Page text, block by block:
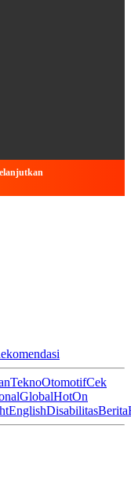
TeknoOtomotifCek
GlobalHotOn
EnglishDisabilitasBerita